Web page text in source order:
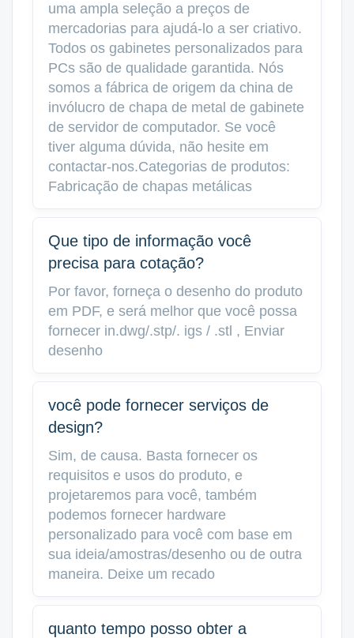
uma ampla seleção a preços de
mercadorias para ajudá-lo a ser criativo.
Todos os gabinetes personalizados para
PCs são de qualidade garantida. Nós
somos a fábrica de origem da china de
invólucro de chapa de metal de gabinete
de servidor de computador. Se você
tiver alguma dúvida, não hesite em
contactar-nos.Categorias de produtos:
Fabricação de chapas metálicas
Que tipo de informação você
precisa para cotação?
Por favor, forneça o desenho do produto
em PDF, e será melhor que você possa
fornecer in.dwg/.stp/. igs / .stl , Enviar
desenho
você pode fornecer serviços de
design?
Sim, de causa. Basta fornecer os
requisitos e usos do produto, e
projetaremos para você, também
podemos fornecer hardware
personalizado para você com base em
sua ideia/amostras/desenho ou de outra
maneira. Deixe um recado
quanto tempo posso obter a